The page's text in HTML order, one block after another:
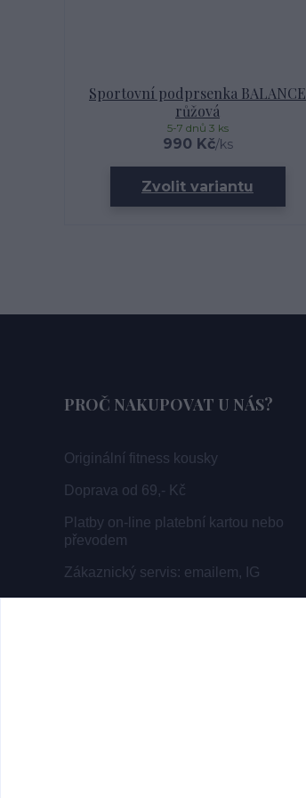
Sportovní podprsenka BALANCE
růžová
990 Kč/ks
5-7 dnů 3 ks
Zvolit variantu
PROČ NAKUPOVAT U NÁS?
Originální fitness kousky
Doprava od 69,- Kč
Platby on-line platební kartou nebo
převodem
Zákaznický servis: emailem, IG